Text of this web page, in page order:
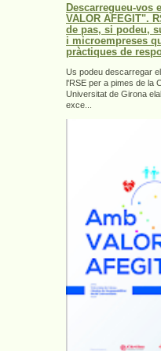
Descarregueu-vos
VALOR AFEGIT".
de pas, si podeu,
i microempreses
pràctiques de
Us podeu descarregar
l'RSE per a pimes de la
Universitat de Girona
exce...